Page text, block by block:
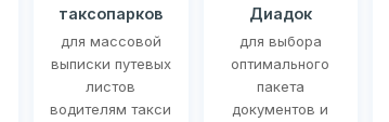
таксопарков
для массовой
выписки путевых
листов
водителям такси
Диадок
для выбора
оптимального
пакета
документов и